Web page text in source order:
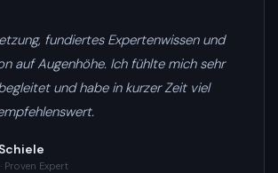
fundiertes Expertenwissen und
auf Augenhöhe. Ich fühlte mich sehr
und habe in kurzer Zeit viel
Proven Expert